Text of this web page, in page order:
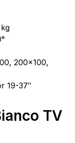
200×100,
19-37″
TV